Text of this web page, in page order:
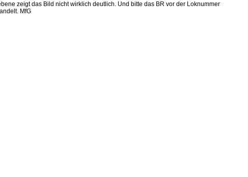
zeigt das Bild nicht wirklich deutlich. Und bitte das BR vor der Loknummer
MfG